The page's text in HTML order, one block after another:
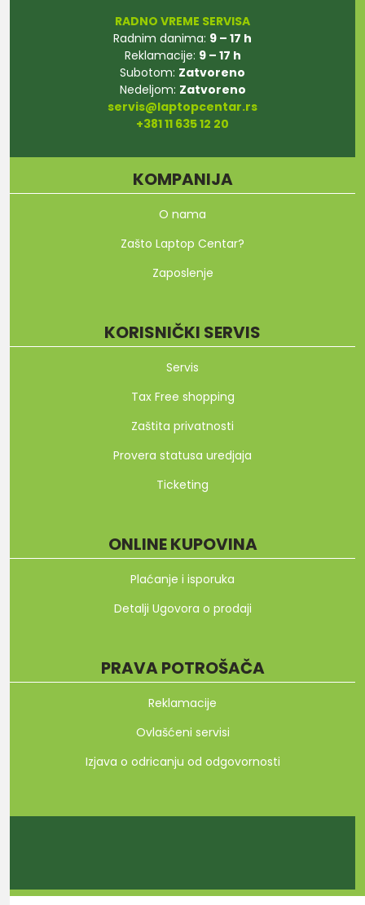
RADNO VREME SERVISA
Radnim danima: 9 – 17 h
Reklamacije: 9 – 17 h
Subotom: Zatvoreno
Nedeljom: Zatvoreno
servis@laptopcentar.rs
+381 11 635 12 20
KOMPANIJA
O nama
Zašto Laptop Centar?
Zaposlenje
KORISNIČKI SERVIS
Servis
Tax Free shopping
Zaštita privatnosti
Provera statusa uredjaja
Ticketing
ONLINE KUPOVINA
Plaćanje i isporuka
Detalji Ugovora o prodaji
PRAVA POTROŠAČA
Reklamacije
Ovlašćeni servisi
Izjava o odricanju od odgovornosti